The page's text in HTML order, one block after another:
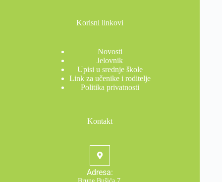
Korisni linkovi
Novosti
Jelovnik
Upisi u srednje škole
Link za učenike i roditelje
Politika privatnosti
Kontakt
Adresa: